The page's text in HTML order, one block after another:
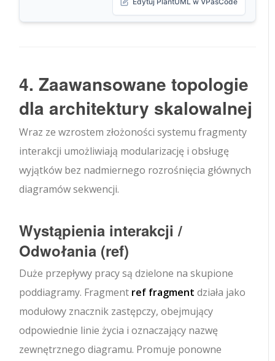
4. Zaawansowane topologie
dla architektury skalowalnej
Wraz ze wzrostem złożoności systemu fragmenty
interakcji umożliwiają modularizację i obsługę
wyjątków bez nadmiernego rozrośnięcia głównych
diagramów sekwencji.
Wystąpienia interakcji /
Odwołania (ref)
Duże przepływy pracy są dzielone na skupione
poddiagramy. Fragment ref fragment działa jako
modułowy znacznik zastępczy, obejmujący
odpowiednie linie życia i oznaczający nazwę
zewnętrznego diagramu. Promuje ponowne